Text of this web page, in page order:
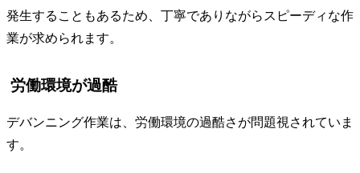
発生することもあるため、丁寧でありながらスピーディな作
業が求められます。
労働環境が過酷
デバンニング作業は、労働環境の過酷さが問題視されていま
す。